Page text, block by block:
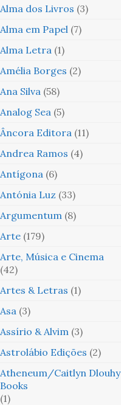
Alma dos Livros (3)
Alma em Papel (7)
Alma Letra (1)
Amélia Borges (2)
Ana Silva (58)
Analog Sea (5)
Âncora Editora (11)
Andrea Ramos (4)
Antígona (6)
Antónia Luz (33)
Argumentum (8)
Arte (179)
Arte, Música e Cinema
(42)
Artes & Letras (1)
Asa (3)
Assírio & Alvim (3)
Astrolábio Edições (2)
Atheneum/Caitlyn Dlouhy
Books
(1)